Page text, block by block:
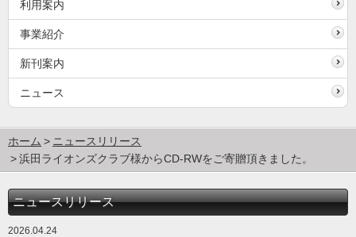
利用案内
事業紹介
新刊案内
ニュース
ホーム
ニュースリリース
浜田ライオンズクラブ様からCD-RWをご寄贈頂きました。
ニュースリリース
2026.04.24